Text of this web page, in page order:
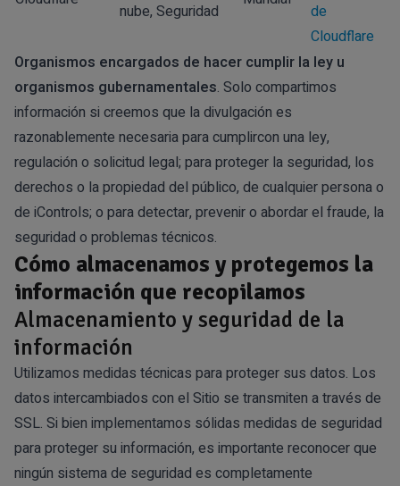
nube, Seguridad
de
Cloudflare
Organismos encargados de hacer cumplir la ley u
organismos gubernamentales. Solo compartimos
información si creemos que la divulgación es
razonablemente necesaria para cumplircon una ley,
regulación o solicitud legal; para proteger la seguridad, los
derechos o la propiedad del público, de cualquier persona o
de iControls; o para detectar, prevenir o abordar el fraude, la
seguridad o problemas técnicos.
Cómo almacenamos y protegemos la
información que recopilamos
Almacenamiento y seguridad de la
información
Utilizamos medidas técnicas para proteger sus datos. Los
datos intercambiados con el Sitio se transmiten a través de
SSL. Si bien implementamos sólidas medidas de seguridad
para proteger su información, es importante reconocer que
ningún sistema de seguridad es completamente